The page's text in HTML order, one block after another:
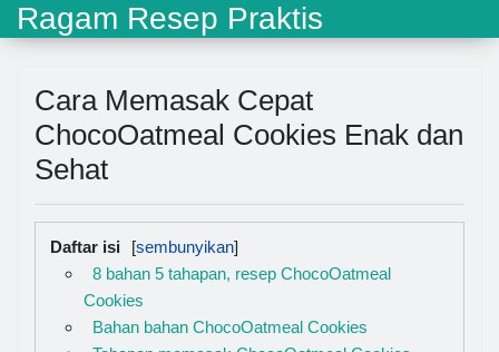
Ragam Resep Praktis
Cara Memasak Cepat
ChocoOatmeal Cookies Enak dan
Sehat
Daftar isi
8 bahan 5 tahapan, resep ChocoOatmeal
Cookies
Bahan bahan ChocoOatmeal Cookies